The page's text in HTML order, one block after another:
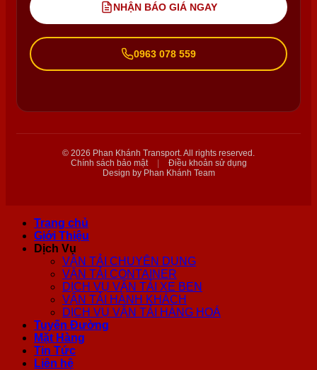
NHẬN BÁO GIÁ NGAY
0963 078 559
© 2026 Phan Khánh Transport. All rights reserved.
Chính sách bảo mật
|
Điều khoản sử dụng
Design by Phan Khánh Team
Trang chủ
Giới Thiệu
Dịch Vụ
VẬN TẢI CHUYÊN DỤNG
VẬN TẢI CONTAINER
DỊCH VỤ VẬN TẢI XE BEN
VẬN TẢI HÀNH KHÁCH
DỊCH VỤ VẬN TẢI HÀNG HOÁ
Tuyến Đường
Mặt Hàng
Tin Tức
Liên hệ